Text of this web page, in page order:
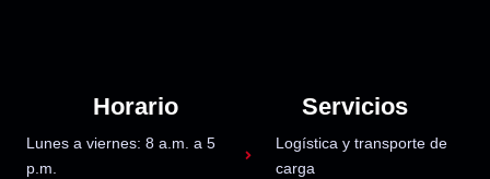
Horario
Lunes a viernes: 8 a.m. a 5
p.m.
Servicios
Logística y transporte de
carga